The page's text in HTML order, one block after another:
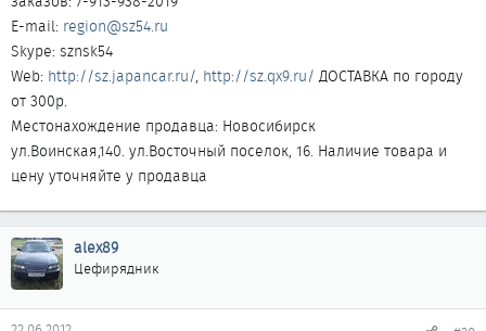
E-mail: region@sz54.ru
Skype: sznsk54
Web: http://sz.japancar.ru/, http://sz.qx9.ru/ ДОСТАВКА по городу
от 300р.
Местонахождение продавца: Новосибирск
ул.Воинская,140. ул.Восточный поселок, 16. Наличие товара и
цену уточняйте у продавца
alex89
Цефирядник